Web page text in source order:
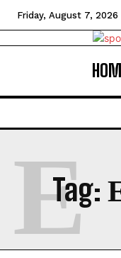
Friday, August 7, 2026
Tag:
Ε